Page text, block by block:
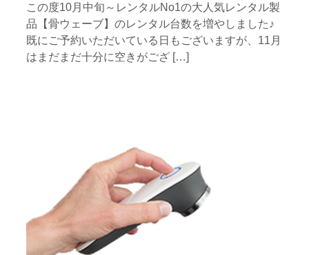
この度10月中旬～レンタルNo1の大人気レンタル製
品【骨ウェーブ】のレンタル台数を増やしました♪
既にご予約いただいている日もございますが、11月
はまだまだ十分に空きがござ […]